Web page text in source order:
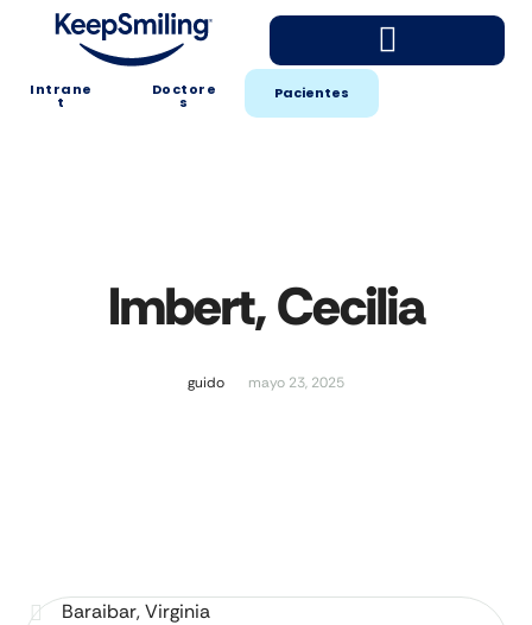
Intrane
t
Doctore
s Pacientes
Imbert, Cecilia
guido mayo 23, 2025
Baraibar, Virginia